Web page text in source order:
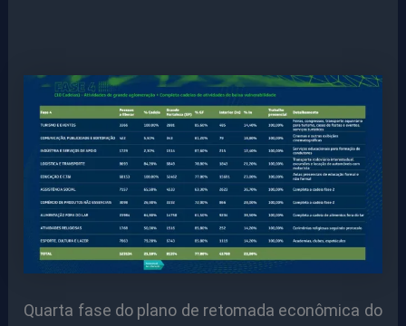
Quarta fase do plano de retomada econômica do